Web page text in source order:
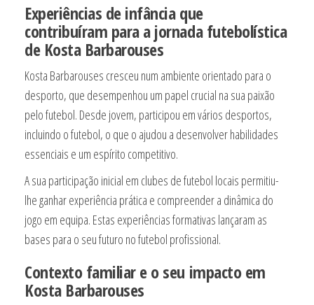
Experiências de infância que
contribuíram para a jornada futebolística
de Kosta Barbarouses
Kosta Barbarouses cresceu num ambiente orientado para o
desporto, que desempenhou um papel crucial na sua paixão
pelo futebol. Desde jovem, participou em vários desportos,
incluindo o futebol, o que o ajudou a desenvolver habilidades
essenciais e um espírito competitivo.
A sua participação inicial em clubes de futebol locais permitiu-
lhe ganhar experiência prática e compreender a dinâmica do
jogo em equipa. Estas experiências formativas lançaram as
bases para o seu futuro no futebol profissional.
Contexto familiar e o seu impacto em
Kosta Barbarouses